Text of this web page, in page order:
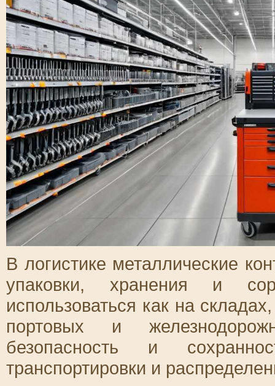
В логистике металлические
упаковки, хранения и
использоваться как на
портовых и
безопасность и
транспортировки и